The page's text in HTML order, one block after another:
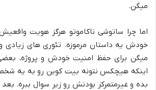
میگن.
اما چرا ساتوشی ناکاموتو هرگز هویت
خودش یه داستان مرموزه. تئوری های زیادی
میگن برای حفظ امنیت خودش و پروژه،
اینکه هیچکس نتونه بیت کوین رو به یه
بده و غیرمتمرکز بودنش رو زیر سوال ببره.